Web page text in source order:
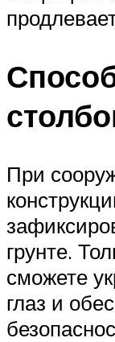
При
грунте.
сможете
глаз и